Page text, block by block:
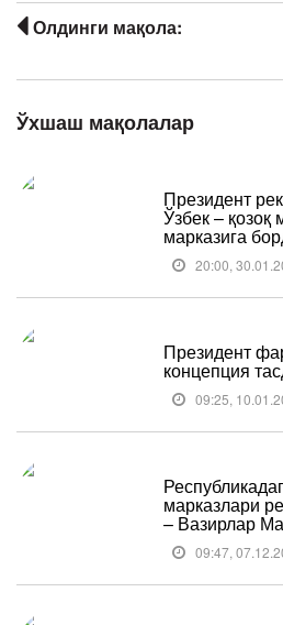
Олдинги мақола:
Ўхшаш мақолалар
Президент
Ўзбек –
марказига
20:00,
Президент
концепция
09:25,
марказлари
– Вазирлар
09:47,